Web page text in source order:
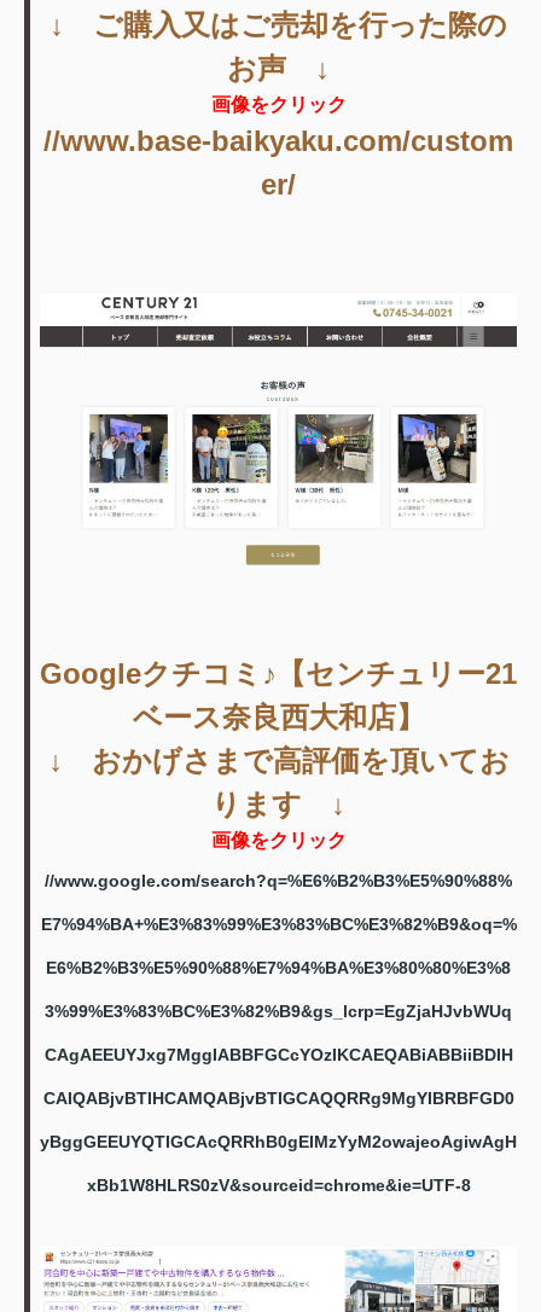
↓ ご購入又はご売却を行った際の
お声 ↓
画像をクリック
//www.base-baikyaku.com/custom
er/
Googleクチコミ♪【センチュリー21
ベース奈良西大和店】
↓ おかげさまで高評価を頂いてお
ります ↓
画像をクリック
//www.google.com/search?q=%E6%B2%B3%E5%90%88%
E7%94%BA+%E3%83%99%E3%83%BC%E3%82%B9&oq=%
E6%B2%B3%E5%90%88%E7%94%BA%E3%80%80%E3%8
3%99%E3%83%BC%E3%82%B9&gs_lcrp=EgZjaHJvbWUq
CAgAEEUYJxg7MggIABBFGCcYOzIKCAEQABiABBiiBDIH
CAIQABjvBTIHCAMQABjvBTIGCAQQRRg9MgYIBRBFGD0
yBggGEEUYQTIGCAcQRRhB0gEIMzYyM2owajeoAgiwAgH
xBb1W8HLRS0zV&sourceid=chrome&ie=UTF-8